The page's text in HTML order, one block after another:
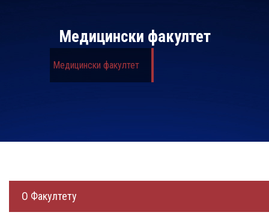
Медицински факултет
Медицински факултет
О Факултету